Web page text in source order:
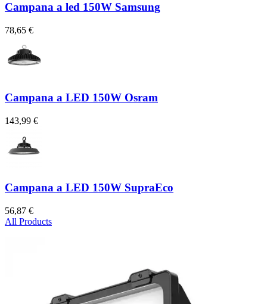
Campana a led 150W Samsung
78,65 €
Campana a LED 150W Osram
143,99 €
Campana a LED 150W SupraEco
56,87 €
All Products